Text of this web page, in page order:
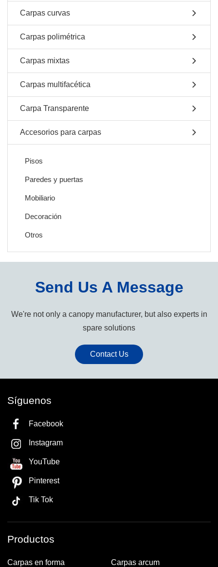
Carpas curvas
Carpas polimétrica
Carpas mixtas
Carpas multifacética
Carpa Transparente
Accesorios para carpas
Pisos
Paredes y puertas
Mobiliario
Decoración
Otros
Send Us A Message
We're not only a canopy manufacturer, but also experts in
spare solutions
Contact Us
Síguenos
Facebook
Instagram
YouTube
Pinterest
Tik Tok
Productos
Carpas en forma
Carpas arcum